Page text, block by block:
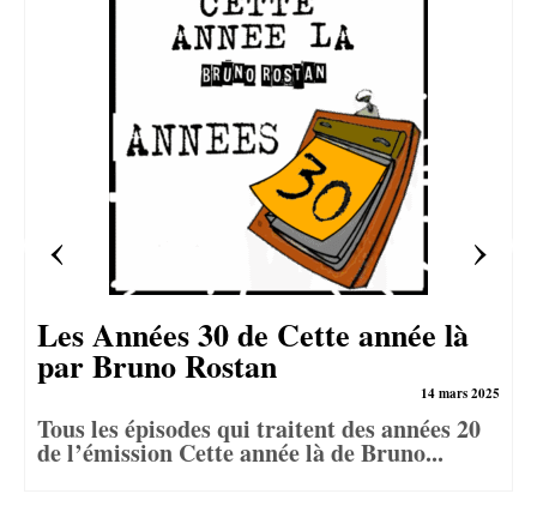
Les Années 30 de Cette année là
par Bruno Rostan
14 mars 2025
Tous les épisodes qui traitent des années 20
de l’émission Cette année là de Bruno...